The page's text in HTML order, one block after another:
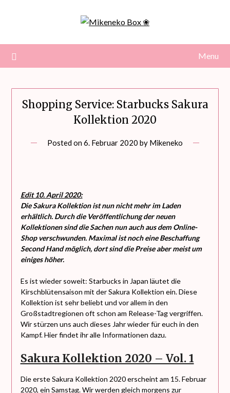
Menu
Shopping Service: Starbucks Sakura
Kollektion 2020
Posted on6. Februar 2020 by Mikeneko
Edit 10. April 2020:
Die Sakura Kollektion ist nun nicht mehr im Laden
erhältlich. Durch die Veröffentlichung der neuen
Kollektionen sind die Sachen nun auch aus dem Online-
Shop verschwunden. Maximal ist noch eine Beschaffung
Second Hand möglich, dort sind die Preise aber meist um
einiges höher.
Es ist wieder soweit: Starbucks in Japan läutet die
Kirschblütensaison mit der Sakura Kollektion ein. Diese
Kollektion ist sehr beliebt und vor allem in den
Großstadtregionen oft schon am Release-Tag vergriffen.
Wir stürzen uns auch dieses Jahr wieder für euch in den
Kampf. Hier findet ihr alle Informationen dazu.
Sakura Kollektion 2020 – Vol. 1
Die erste Sakura Kollektion 2020 erscheint am 15. Februar
2020, ein Samstag. Wir werden gleich morgens zur